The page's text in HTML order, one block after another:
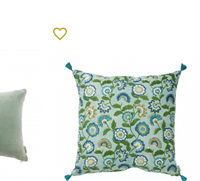
favorite_border